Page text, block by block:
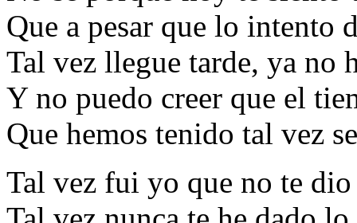
Que a pesar que lo intento
Tal vez llegue tarde, ya no
Y no puedo creer que el
Que hemos tenido tal vez
Tal vez fui yo que no te dio